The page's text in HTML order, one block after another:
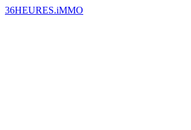
36HEURES.iMMO